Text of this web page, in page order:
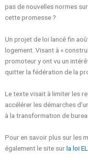
pas de nouvelles normes
cette promesse ?
Un projet de loi lancé fin
logement. Visant à «
promoteur y ont vu un
quitter la fédération de la
Le texte visait à limiter les
accélérer les démarches
à la transformation de
Pour en savoir plus sur les
également le site surla loi